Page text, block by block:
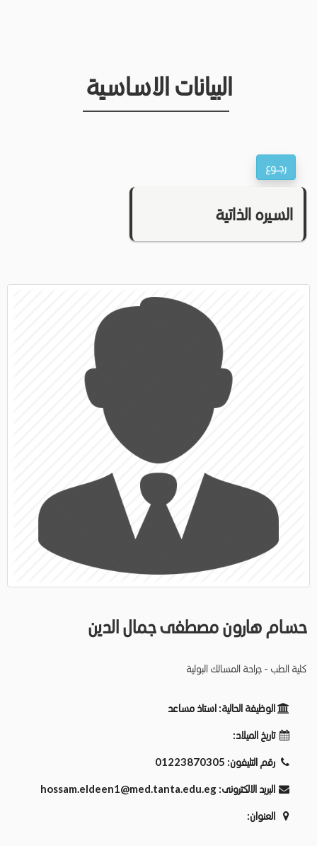
البيانات الاساسية
السيره الذاتية
حسام هارون مصطفى جمال الدين
كلية الطب - جراحة المسالك البولية
الوظيفة الحالية: استاذ مساعد
تاريخ الميلاد:
رقم التليفون: 01223870305
البريد الالكترونى: hossam.eldeen1@med.tanta.edu.eg
العنوان: